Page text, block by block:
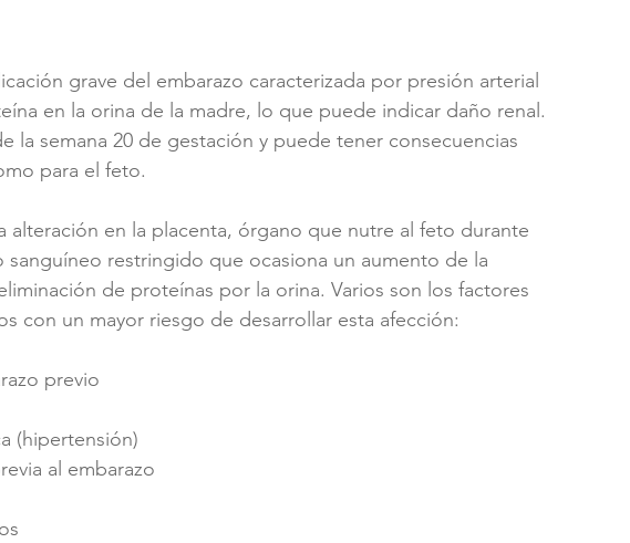
grave del embarazo caracterizada por presión arterial
en la orina de la madre, lo que puede indicar daño renal.
la semana 20 de gestación y puede tener consecuencias
para el feto.
alteración en la placenta, órgano que nutre al feto durante
restringido que ocasiona un aumento de la
de proteínas por la orina. Varios son los factores
con un mayor riesgo de desarrollar esta afección:
previo
(hipertensión)
al embarazo